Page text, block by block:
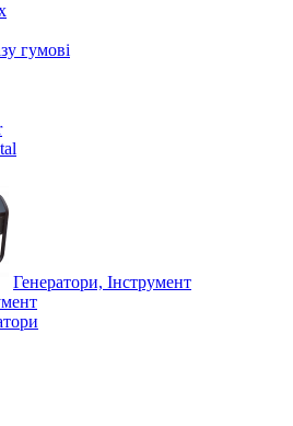
гумові
Генератори, Інструмент